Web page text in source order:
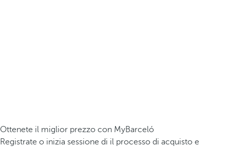
Ottenete il miglior prezzo con MyBarceló
Registrate o inizia sessione di il processo di acquisto e